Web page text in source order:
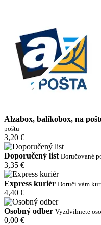
Alzabox, balíkobox, na
poštu
3,20 €
Doporučený list Doručované
3,35 €
Express kuriér Doručí vám
4,40 €
Osobný odber Vyzdvihnete
0,00 €